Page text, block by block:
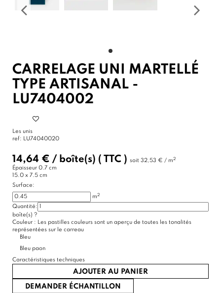
CARRELAGE UNI MARTELLÉ
TYPE ARTISANAL -
LU7404002
Les unis
ref: LU74040020
14,64 € / boîte(s) ( TTC ) soit 32,53 € / m2
Épaisseur 0.7 cm
15.0 x 7.5 cm
Surface:
m2
Quantité:
boîte(s) ?
Couleur : Les pastilles couleurs sont un aperçu de toutes les tonalités
représentées sur le carreau
Bleu
Bleu paon
Caractéristiques techniques
AJOUTER AU PANIER
DEMANDER ÉCHANTILLON